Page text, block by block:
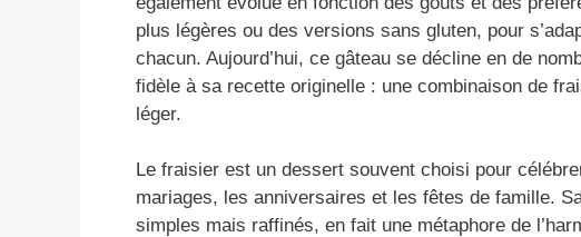
plus légères ou des versions sans gluten, pour
chacun. Aujourd’hui, ce gâteau se décline en de
fidèle à sa recette originelle : une combinaison de
léger.
Le fraisier est un dessert souvent choisi pour
mariages, les anniversaires et les fêtes de famille.
simples mais raffinés, en fait une métaphore de